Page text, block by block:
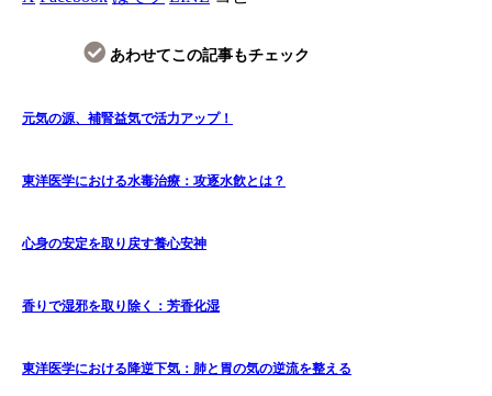
あわせてこの記事もチェック
元気の源、補腎益気で活力アップ！
東洋医学における水毒治療：攻逐水飮とは？
心身の安定を取り戻す養心安神
香りで湿邪を取り除く：芳香化湿
東洋医学における降逆下気：肺と胃の気の逆流を整える